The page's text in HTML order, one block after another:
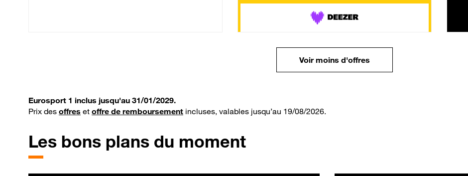
Voir moins d'offres
Eurosport 1 inclus jusqu'au 31/01/2029.
Prix des offres et offre de remboursement incluses, valables jusqu’au 19/08/2026.
Les bons plans du moment